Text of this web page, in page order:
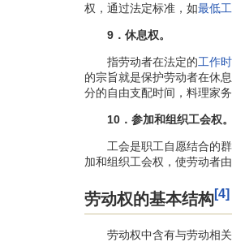
权，通过法定标准，如最低
9．休息权。
指劳动者在法定的工作
的宗旨就是保护劳动者在休
分的自由支配时间，料理家
10．参加和组织工会权。
工会是职工自愿结合的群
加和组织工会权，使劳动者
劳动权的基本结构[4]
劳动权中含有与劳动相关